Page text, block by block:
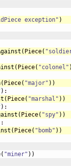
exception" )
( Piece(
( Piece( "colonel"
( Piece( "major" ) )
)
( Piece( "marshal" ) )
)
( Piece( "spy" ) )
( Piece( "bomb" ) )
( "miner" ) )